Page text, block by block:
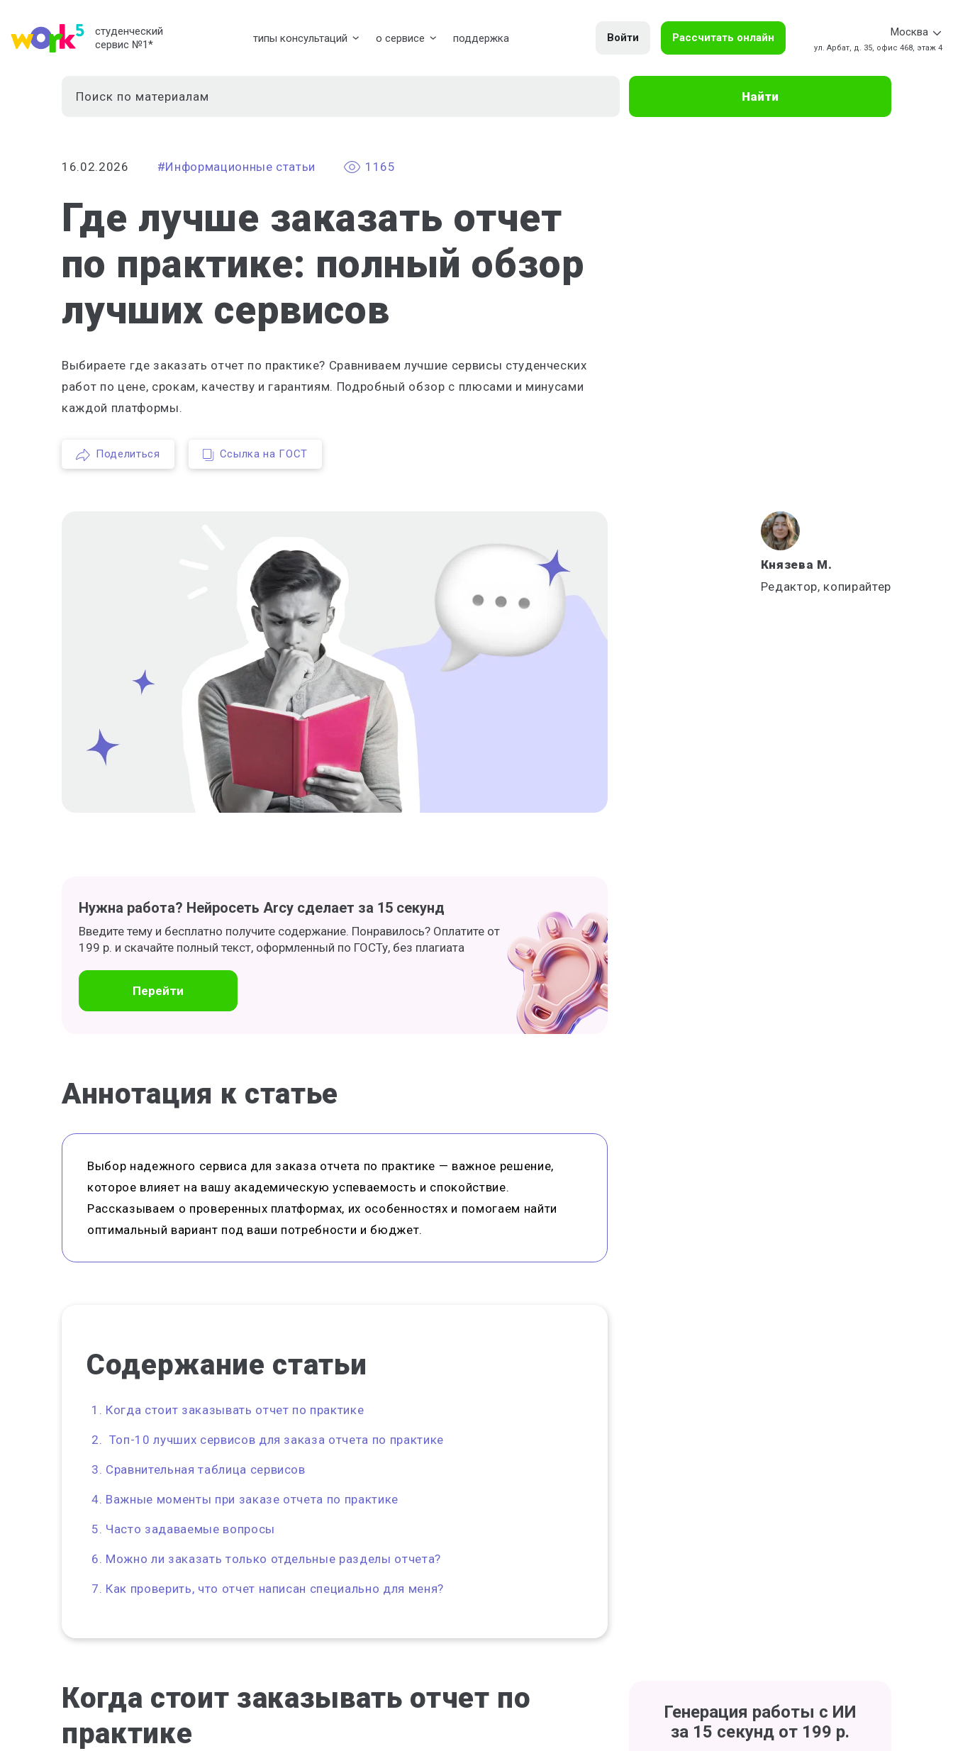
студенческий
сервис №1* типы консультаций о сервисе поддержка Войти Рассчитать онлайн Москва
ул. Арбат, д. 35, офис 468, этаж 4
Найти
16.02.2026 #Информационные статьи 1165
Где лучше заказать отчет
по практике: полный обзор
лучших сервисов
Выбираете где заказать отчет по практике? Сравниваем лучшие сервисы студенческих
работ по цене, срокам, качеству и гарантиям. Подробный обзор с плюсами и минусами
каждой платформы.
Поделиться Ссылка на ГОСТ
Князева М.
Редактор, копирайтер
Нужна работа? Нейросеть Arcy сделает за 15 секунд
Введите тему и бесплатно получите содержание. Понравилось? Оплатите от
199 р. и скачайте полный текст, оформленный по ГОСТу, без плагиата
Перейти
Аннотация к статье
Выбор надежного сервиса для заказа отчета по практике — важное решение,
которое влияет на вашу академическую успеваемость и спокойствие.
Рассказываем о проверенных платформах, их особенностях и помогаем найти
оптимальный вариант под ваши потребности и бюджет.
Содержание статьи
Когда стоит заказывать отчет по практике
Топ-10 лучших сервисов для заказа отчета по практике
Сравнительная таблица сервисов
Важные моменты при заказе отчета по практике
Часто задаваемые вопросы
Можно ли заказать только отдельные разделы отчета?
Как проверить, что отчет написан специально для меня?
Когда стоит заказывать отчет по
практике
Генерация работы с ИИ
за 15 секунд от 199 р.